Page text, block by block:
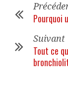
Pourquoi
Suivant
Tout ce